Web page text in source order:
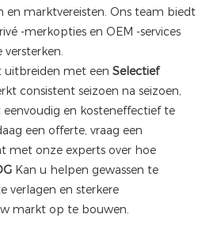
en marktvereisten. Ons team biedt
-merkopties en OEM -services
met een Selectief
consistent seizoen na seizoen,
en kosteneffectief te
een offerte, vraag een
met onze experts over hoe
Kan u helpen gewassen te
verlagen en sterkere
markt op te bouwen.